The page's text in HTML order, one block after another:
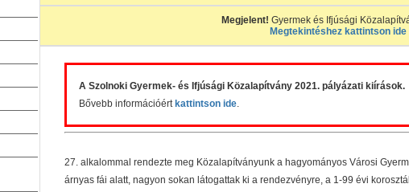
Megjelent! Gyermek és Ifjúsági
Megtekintéshez kattintson ide
A Szolnoki Gyermek- és Ifjúsági Közalapítvány 2021. pályázati kiírások.
Bővebb információért kattintson ide.
27. alkalommal rendezte meg Közalapítványunk a hagyományos Városi
árnyas fái alatt, nagyon sokan látogattak ki a rendezvényre, a 1-99 évi